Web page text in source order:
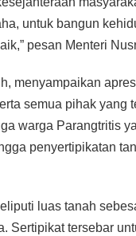
untuk bangun
pesan Menteri
menyampaikan
semua pihak yang
warga Parangtritis
penyertipikatan
luas tanah
Sertipikat tersebar